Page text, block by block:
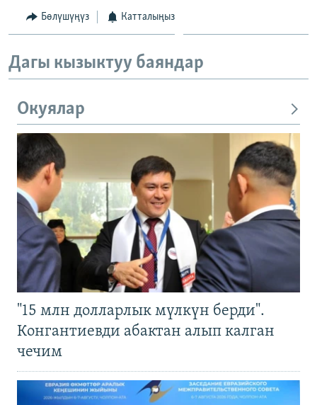
Бөлүшүңүз Катталыңыз
Дагы кызыктуу баяндар
Окуялар
"15 млн долларлык мүлкүн берди".
Конгантиевди абактан алып калган
чечим